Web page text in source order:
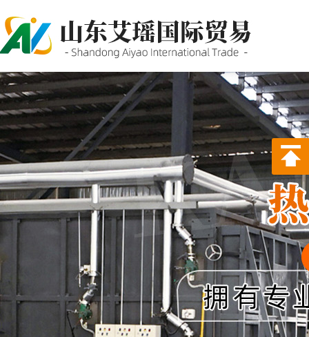
PROBURN手机网页版,P站最新
版下载,PORNHUB免登录版APP
下载